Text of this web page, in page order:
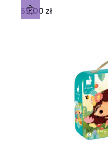
Cena
59,00 zł